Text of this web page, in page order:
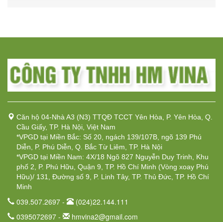
Căn hộ 04-Nhà A3 (N3) TTQĐ TCCT Yên Hòa, P. Yên Hòa, Q.
Cầu Giấy, TP. Hà Nội, Việt Nam
*VPGD tại Miền Bắc: Số 20, ngách 139/107B, ngõ 139 Phú
Diễn, P. Phú Diễn, Q. Bắc Từ Liêm, TP. Hà Nội
*VPGD tại Miền Nam: 4X/18 Ngõ 827 Nguyễn Duy Trinh, Khu
phố 2, P. Phú Hữu, Quận 9, TP. Hồ Chí Minh (Vòng xoay Phú
Hữu)/ 131, Đường số 9, P. Linh Tây, TP. Thủ Đức, TP. Hồ Chí
Minh
039.507.2697 -
(024)22.144.111
0395072697 -
hmvina2@gmail.com